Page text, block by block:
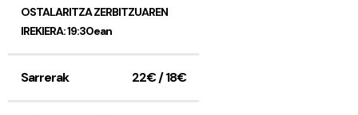
OSTALARITZA ZERBITZUAREN
IREKIERA: 19:30ean
Sarrerak 22€ / 18€